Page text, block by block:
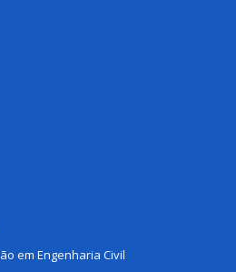
em Engenharia Civil